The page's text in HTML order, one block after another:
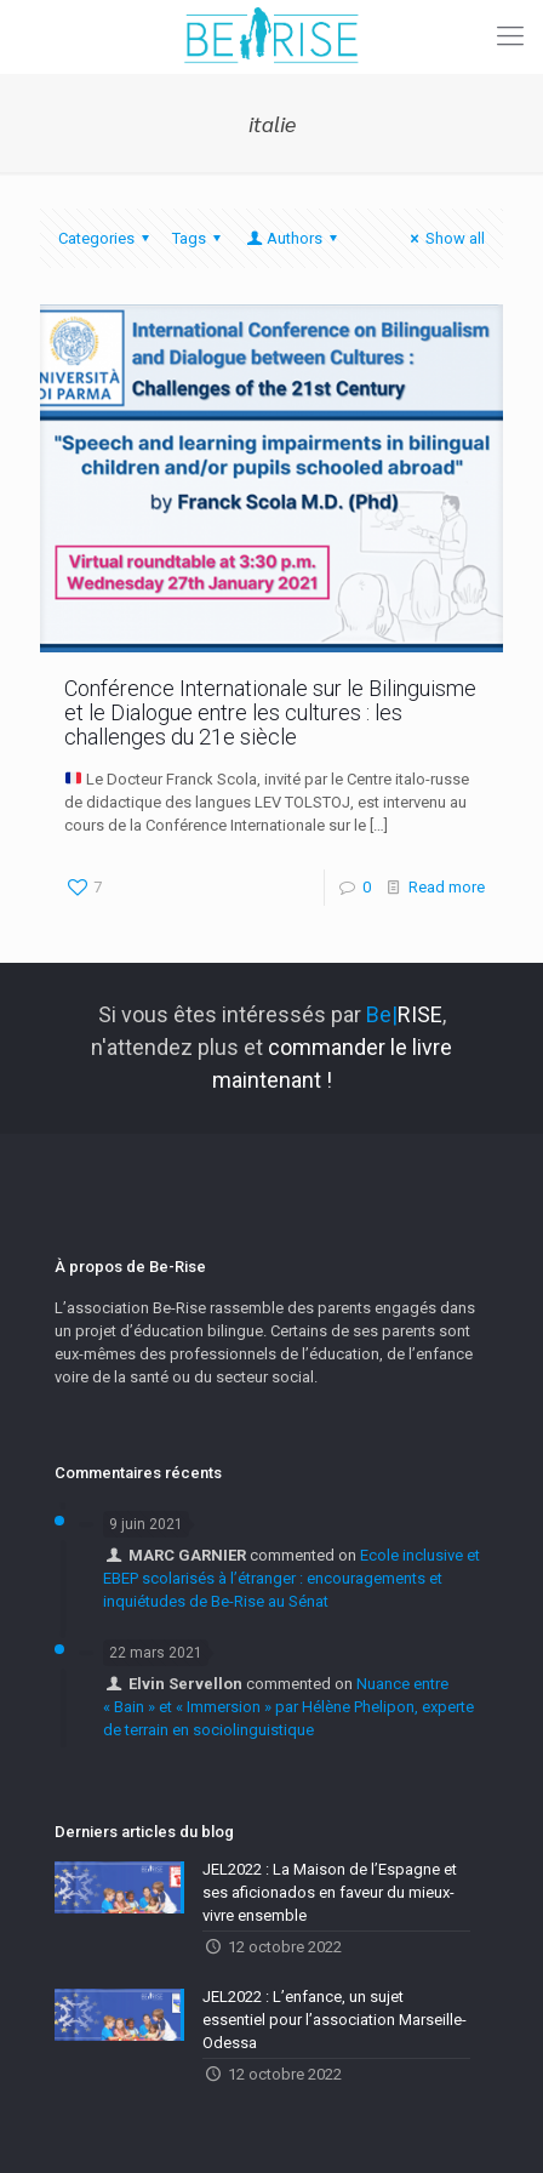
italie
Categories Tags Authors Show all
Conférence Internationale sur le Bilinguisme
et le Dialogue entre les cultures : les
challenges du 21e siècle
Le Docteur Franck Scola, invité par le Centre italo-russe
de didactique des langues LEV TOLSTOJ, est intervenu au
cours de la Conférence Internationale sur le […]
7 0 Read more
Si vous êtes intéressés par Be|RISE,
n'attendez plus et commander le livre
maintenant !
À propos de Be-Rise
L’association Be-Rise rassemble des parents engagés dans
un projet d’éducation bilingue. Certains de ses parents sont
eux-mêmes des professionnels de l’éducation, de l’enfance
voire de la santé ou du secteur social.
Commentaires récents
9 juin 2021
MARC GARNIER commented onEcole inclusive et
EBEP scolarisés à l’étranger : encouragements et
inquiétudes de Be-Rise au Sénat
22 mars 2021
Elvin Servellon commented onNuance entre
« Bain » et « Immersion » par Hélène Phelipon, experte
de terrain en sociolinguistique
Derniers articles du blog
JEL2022 : La Maison de l’Espagne et
ses aficionados en faveur du mieux-
vivre ensemble
12 octobre 2022
JEL2022 : L’enfance, un sujet
essentiel pour l’association Marseille-
Odessa
12 octobre 2022